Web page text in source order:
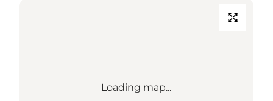
Loading map...